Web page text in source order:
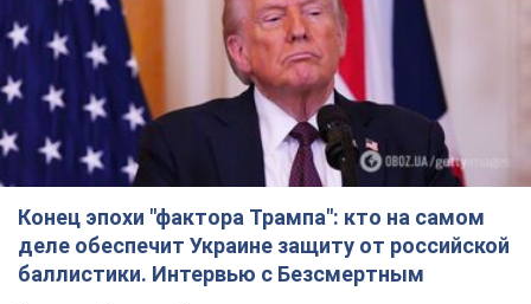
Конец эпохи "фактора Трампа": кто на самом
деле обеспечит Украине защиту от российской
баллистики. Интервью с Безсмертным